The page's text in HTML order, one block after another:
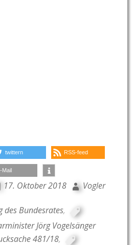
twittern RSS-feed
Mail
17. Oktober 2018 Vogler
des Bundesrates,
Jörg Vogelsänger
481/18,